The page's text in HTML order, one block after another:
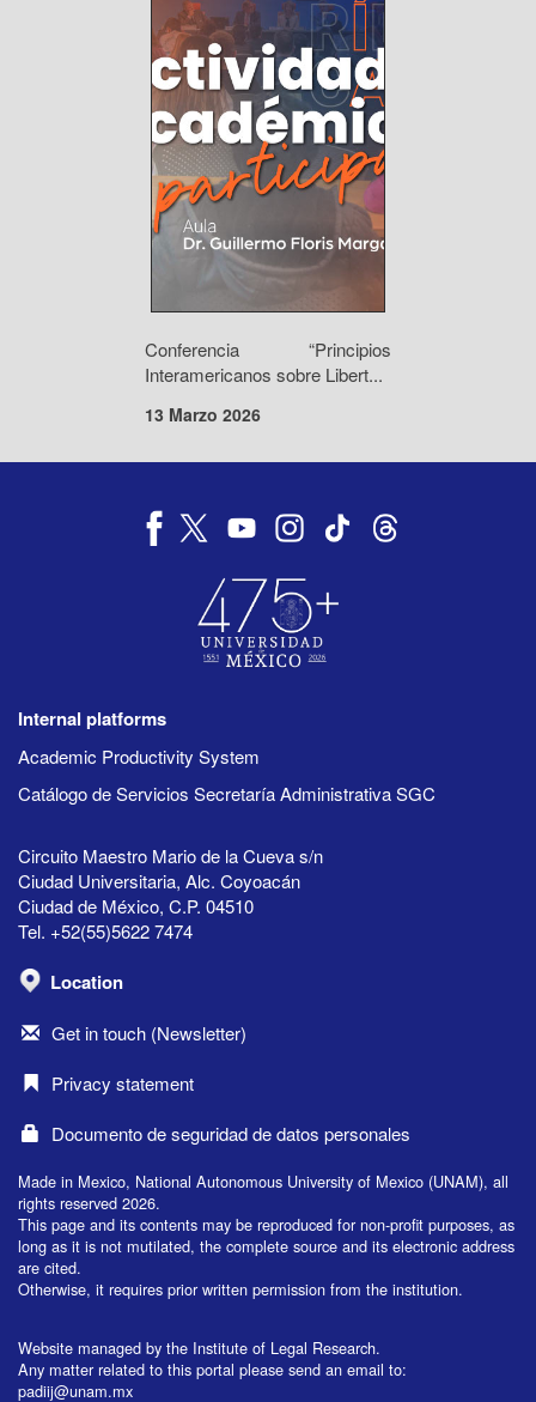
Conferencia “Principios
Interamericanos sobre Libert...
13 Marzo 2026
Internal platforms
Academic Productivity System
Catálogo de Servicios Secretaría Administrativa SGC
Circuito Maestro Mario de la Cueva s/n
Ciudad Universitaria, Alc. Coyoacán
Ciudad de México, C.P. 04510
Tel. +52(55)5622 7474
Location
Get in touch (Newsletter)
Privacy statement
Documento de seguridad de datos personales
Made in Mexico, National Autonomous University of Mexico (UNAM), all
rights reserved 2026.
This page and its contents may be reproduced for non-profit purposes, as
long as it is not mutilated, the complete source and its electronic address
are cited.
Otherwise, it requires prior written permission from the institution.
Website managed by the Institute of Legal Research.
Any matter related to this portal please send an email to:
padiij@unam.mx